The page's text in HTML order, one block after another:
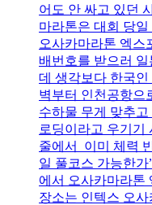
어도 안 싸고 있던
마라톤은 대회 당
오사카마라톤 엑스
배번호를 받으러
데 생각보다 한국
벽부터 인천공항으
수하물 무게 맞추
로딩이라고 우기기
줄에서 이미 체력
일 풀코스 가능한
에서 오사카마라톤
장소는 인텍스 오